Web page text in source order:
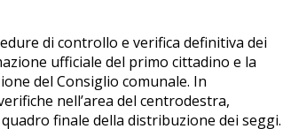
di controllo e verifica definitiva dei
ufficiale del primo cittadino e la
del Consiglio comunale. In
nell’area del centrodestra,
finale della distribuzione dei seggi.